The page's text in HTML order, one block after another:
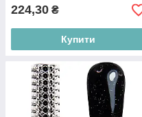
224,30 ₴
Купити